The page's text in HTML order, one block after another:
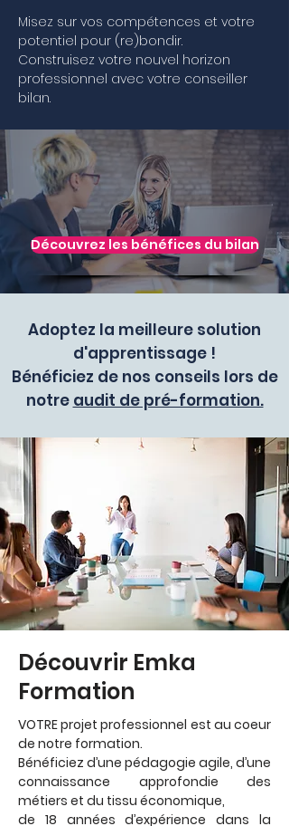
Misez sur vos compétences et votre
potentiel pour (re)bondir.
Construisez votre nouvel horizon
professionnel avec votre conseiller
bilan.
Découvrez les bénéfices du bilan
Adoptez la meilleure solution
d'apprentissage !
Bénéficiez de nos conseils lors de
notre audit de pré-formation.
Découvrir Emka
Formation
VOTRE projet professionnel est au coeur
de notre formation.
Bénéficiez d’une pédagogie agile, d’une
connaissance approfondie des
métiers et du tissu économique,
de 18 années d’expérience dans la